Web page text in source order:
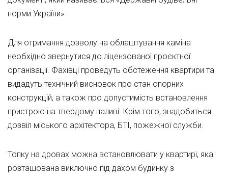
норми України».
Для отримання дозволу на облаштування каміна
необхідно звернутися до ліцензованої проєктної
організації. Фахівці проведуть обстеження квартири та
видадуть технічний висновок про стан опорних
конструкцій, а також про допустимість встановлення
пристрою на твердому паливі. Крім того, знадобиться
дозвіл міського архітектора, БТІ, пожежної служби.
Топку на дровах можна встановлювати у квартирі, яка
розташована виключно під дахом будинку з